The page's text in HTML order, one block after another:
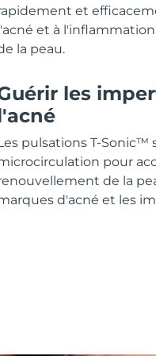
et
et à
la peau.
les
pulsations T-Sonic™
pour
de la
d'acné et les